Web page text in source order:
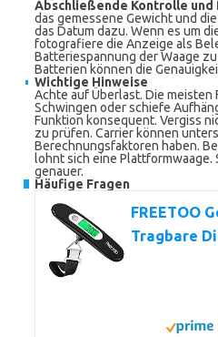
Abschließende Kontrolle und
das gemessene Gewicht und
das Datum dazu. Wenn es um
fotografiere die Anzeige als
Batteriespannung der Waage
Batterien können die
Wichtige Hinweise
Achte auf Überlast. Die
Schwingen oder schiefe
Funktion konsequent. Vergiss
zu prüfen. Carrier können
Berechnungsfaktoren haben.
lohnt sich eine
genauer.
Häufige Fragen
FREETOO
Tragbare